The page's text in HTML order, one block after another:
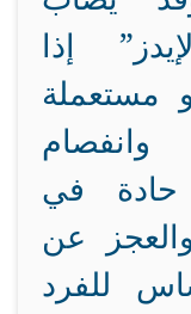
إذا
مستعملة
حادة في
عن
للفرد